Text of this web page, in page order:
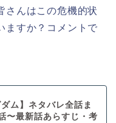
さんはこの危機的状
ますか？コメントで
ダム】ネタバレ全話ま
〜最新話あらすじ・考